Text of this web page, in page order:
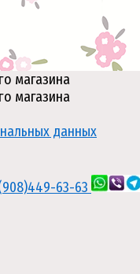
магазина
магазина
данных
63-63